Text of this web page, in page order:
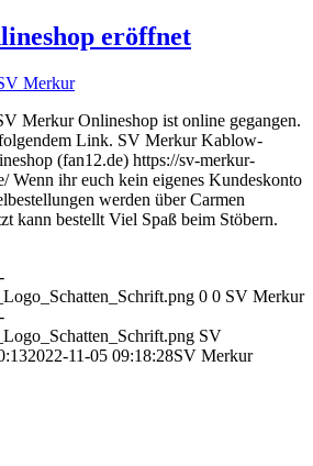
eröffnet
Merkur
Merkur Onlineshop ist online gegangen.
Link. SV Merkur Kablow-
(fan12.de) https://sv-merkur-
Wenn ihr euch kein eigenes Kundeskonto
werden über Carmen
kann bestellt Viel Spaß beim Stöbern.
0 0 SV Merkur
SV
2022-11-05 09:18:28SV Merkur